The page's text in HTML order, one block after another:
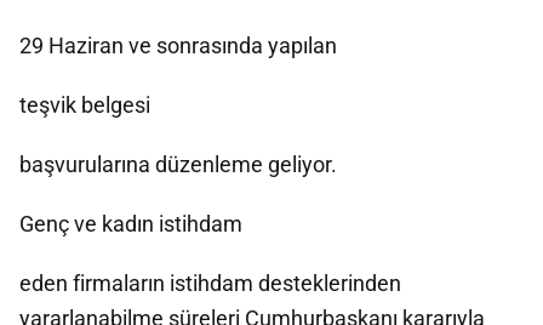
29 Haziran ve sonrasında yapılan
teşvik belgesi
başvurularına düzenleme geliyor.
Genç ve kadın istihdam
eden firmaların istihdam desteklerinden
yararlanabilme süreleri Cumhurbaşkanı kararıyla